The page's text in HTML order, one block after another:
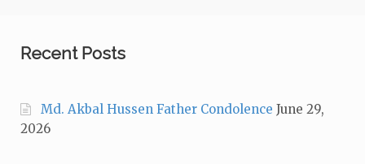
Recent Posts
Md. Akbal Hussen Father Condolence June 29,
2026